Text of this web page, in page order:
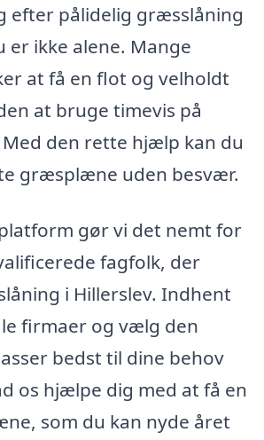
efter pålidelig græsslåning
er ikke alene. Mange
at få en flot og velholdt
at bruge timevis på
den rette hjælp kan du
græsplæne uden besvær.
gør vi det nemt for
fagfolk, der
i Hillerslev. Indhent
firmaer og vælg den
bedst til dine behov
os hjælpe dig med at få en
som du kan nyde året